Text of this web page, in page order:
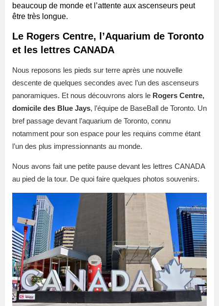
beaucoup de monde et l’attente aux ascenseurs peut
être très longue.
Le Rogers Centre, l’Aquarium de Toronto
et les lettres CANADA
Nous reposons les pieds sur terre après une nouvelle
descente de quelques secondes avec l’un des ascenseurs
panoramiques. Et nous découvrons alors le Rogers Centre,
domicile des Blue Jays, l’équipe de BaseBall de Toronto. Un
bref passage devant l’aquarium de Toronto, connu
notamment pour son espace pour les requins comme étant
l’un des plus impressionnants au monde.
Nous avons fait une petite pause devant les lettres CANADA
au pied de la tour. De quoi faire quelques photos souvenirs.